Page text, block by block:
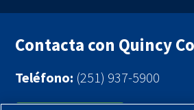
Contacta con Quincy
Teléfono: (251) 937-5900